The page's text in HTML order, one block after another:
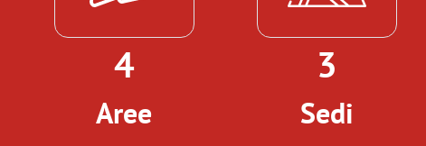
4
Aree
3
Sedi